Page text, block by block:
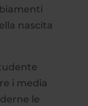
nascita
i media
le